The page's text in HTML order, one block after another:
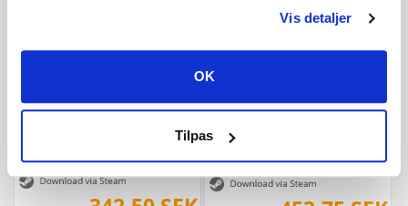
Vis detaljer
OK
Tilpas